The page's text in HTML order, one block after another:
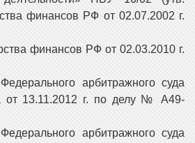
финансов РФ от 02.07.2002 г.
финансов РФ от 02.03.2010 г.
арбитражного суда
от 13.11.2012 г. по делу № А49-
арбитражного суда